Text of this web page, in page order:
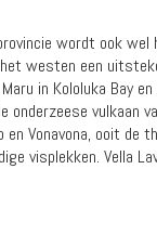
wordt ook
westen een
in Kololuka Bay
onderzeese vulkaan
Vonavona, ooit de
visplekken. Vella